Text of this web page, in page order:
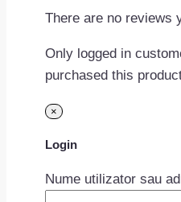
There are no reviews
Only logged in
purchased this
×
Login
Nume utilizator sau